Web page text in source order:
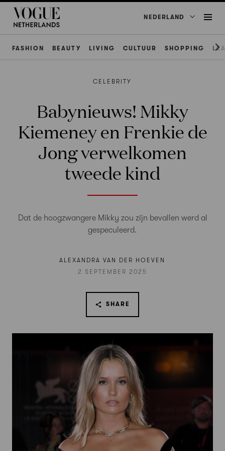
NEDERLAND
FASHION BEAUTY LIVING CULTUUR SHOPPING
CELEBRITY
Babynieuws! Mikky
Kiemeney en Frenkie de
Jong verwelkomen
tweede kind
Dat de hoogzwangere Mikky zou zijn bevallen werd al
gespeculeerd.
ALEXANDRA VAN DER HOEVEN
2 SEPTEMBER 2025
SHARE